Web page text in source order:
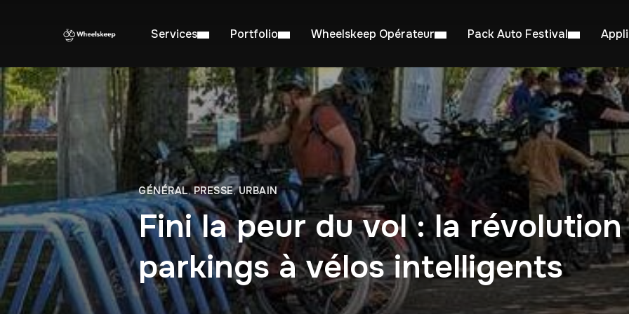
Services Portfolio Wheelskeep Opérateur Pack Auto Festival
GÉNÉRAL,PRESSE,URBAIN
Fini la peur du vol : la
parkings à vélos intelligents